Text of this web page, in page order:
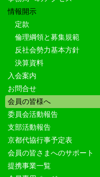
情報開示
定款
倫理綱領と募集規範
反社会勢力基本方針
決算資料
入会案内
お問合せ
会員の皆様へ
委員会活動報告
支部活動報告
京都代協行事予定表
会員の皆さまへのサポート
提携事業一覧